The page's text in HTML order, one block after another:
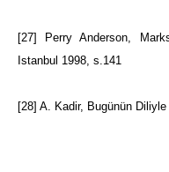
[27] Perry Anderson,
Istanbul 1998, s.141
[28] A. Kadir, Bugünün